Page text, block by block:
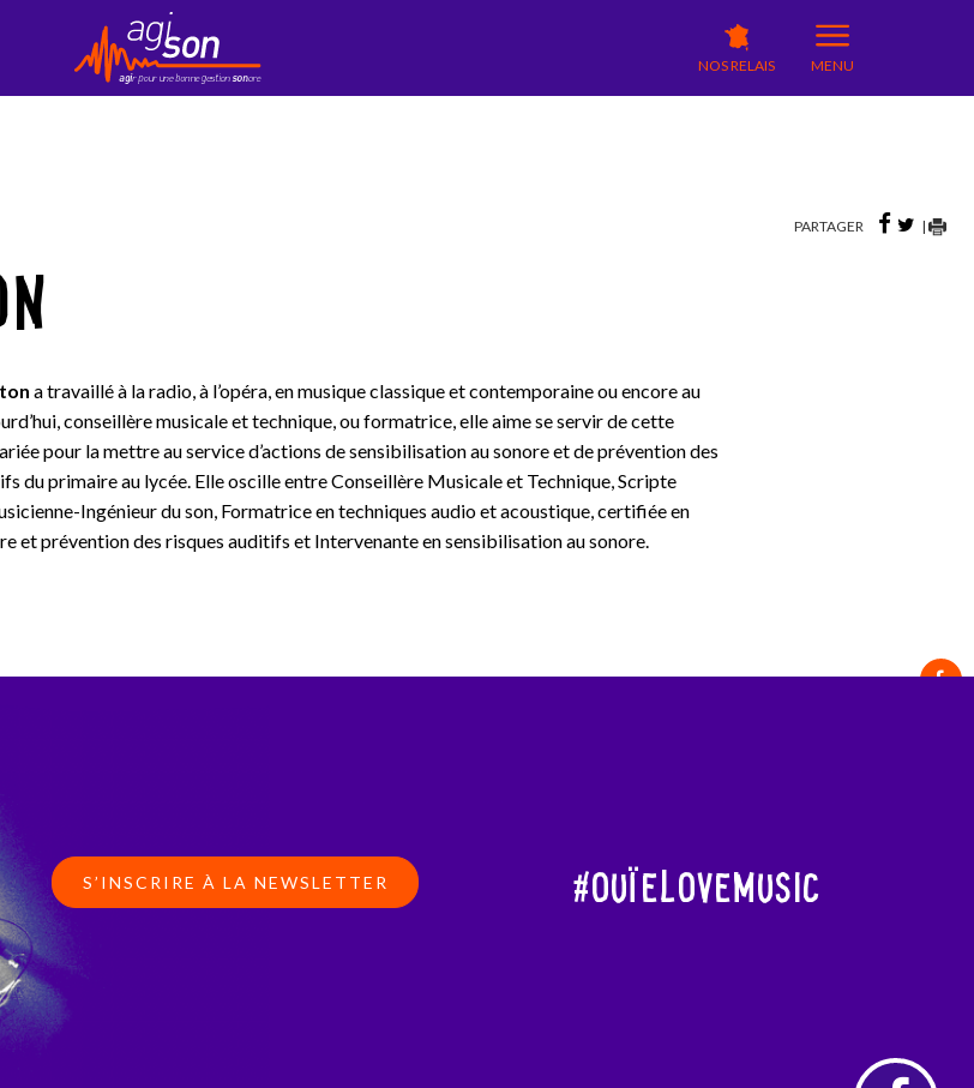
Contact
NOS RELAIS MENU
PARTAGER |
a travaillé à la radio, à l’opéra, en musique classique et contemporaine ou encore au
conseillère musicale et technique, ou formatrice, elle aime se servir de cette
pour la mettre au service d’actions de sensibilisation au sonore et de prévention des
du primaire au lycée. Elle oscille entre Conseillère Musicale et Technique, Scripte
Ingénieur du son, Formatrice en techniques audio et acoustique, certifiée en
et prévention des risques auditifs et Intervenante en sensibilisation au sonore.
S’INSCRIRE À LA NEWSLETTER #OuïeLoveMusic